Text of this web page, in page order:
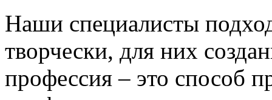
Наши специалисты
творчески, для них
профессия – это способ